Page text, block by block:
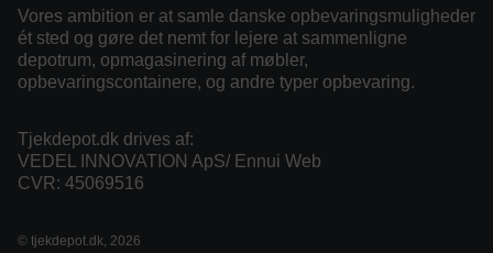
Vores ambition er at samle danske opbevaringsmuligheder
ét sted og gøre det nemt for lejere at sammenligne
depotrum, opmagasinering af møbler,
opbevaringscontainere, og andre typer opbevaring.
Tjekdepot.dk drives af:
VEDEL INNOVATION ApS/ Ennui Web
CVR: 45069516
© tjekdepot.dk, 2026